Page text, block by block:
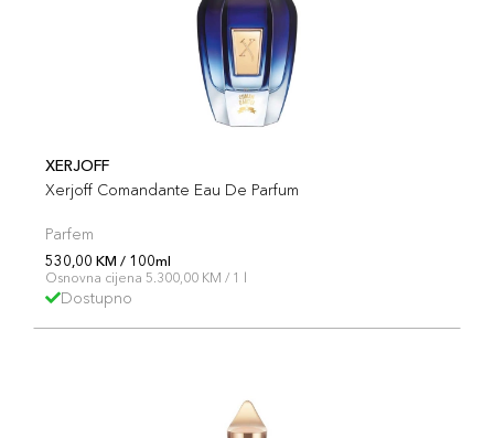
XERJOFF
Xerjoff Comandante Eau De Parfum
Parfem
530,00 KM / 100ml
Osnovna cijena 5.300,00 KM / 1 l
Dostupno